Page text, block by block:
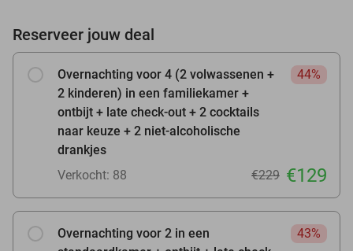
Reserveer jouw deal
Overnachting voor 4 (2 volwassenen +
2 kinderen) in een familiekamer +
ontbijt + late check-out + 2 cocktails
naar keuze + 2 niet-alcoholische
drankjes
44%
Verkocht: 88 €229 €129
Overnachting voor 2 in een
43%